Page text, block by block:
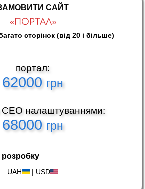
САЙТ
«ПОРТАЛ»
сторінок (від 20 і більше)
портал:
62000 грн
СЕО налаштуваннями:
68000 грн
UAH | USD